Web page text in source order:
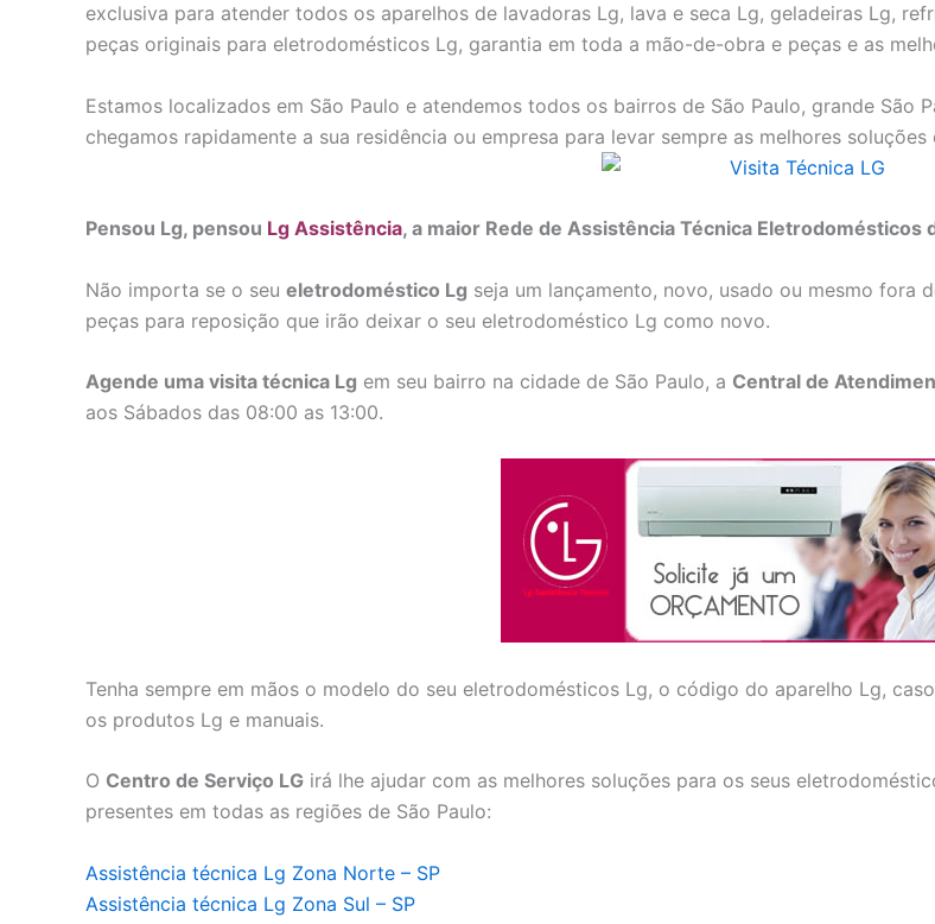
exclusiva para atender todos os aparelhos de lavadoras Lg, lava e seca Lg, geladeiras Lg,
peças originais para eletrodomésticos Lg, garantia em toda a mão-de-obra e peças e as
Estamos localizados em São Paulo e atendemos todos os bairros de São Paulo, grande São
chegamos rapidamente a sua residência ou empresa para levar sempre as melhores soluções
Pensou Lg, pensou Lg Assistência, a maior Rede de Assistência Técnica Eletrodomésticos
Não importa se o seu eletrodoméstico Lg seja um lançamento, novo, usado ou mesmo fora
peças para reposição que irão deixar o seu eletrodoméstico Lg como novo.
Agende uma visita técnica Lg em seu bairro na cidade de São Paulo, a Central de
aos Sábados das 08:00 as 13:00.
Tenha sempre em mãos o modelo do seu eletrodomésticos Lg, o código do aparelho Lg,
os produtos Lg e manuais.
O Centro de Serviço LG irá lhe ajudar com as melhores soluções para os seus
presentes em todas as regiões de São Paulo:
Assistência técnica Lg Zona Norte – SP
Assistência técnica Lg Zona Sul – SP